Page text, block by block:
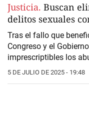
Justicia. Buscan
delitos sexuales
Tras el fallo que
Congreso y el
imprescriptibles los
5 DE JULIO DE 2025 - 19:48